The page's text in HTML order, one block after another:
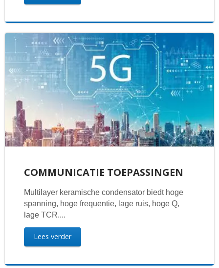
COMMUNICATIE TOEPASSINGEN
Multilayer keramische condensator biedt hoge
spanning, hoge frequentie, lage ruis, hoge Q,
lage TCR....
Lees verder